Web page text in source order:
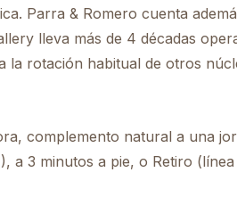
Parra & Romero cuenta
lleva más de 4 décadas
la rotación habitual de otros
complemento natural a una
a 3 minutos a pie, o Retiro